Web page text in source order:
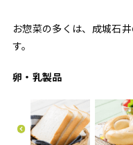
お惣菜の多くは、成城石
す。
卵・乳製品